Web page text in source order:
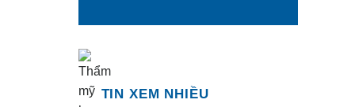
TIN XEM NHIỀU